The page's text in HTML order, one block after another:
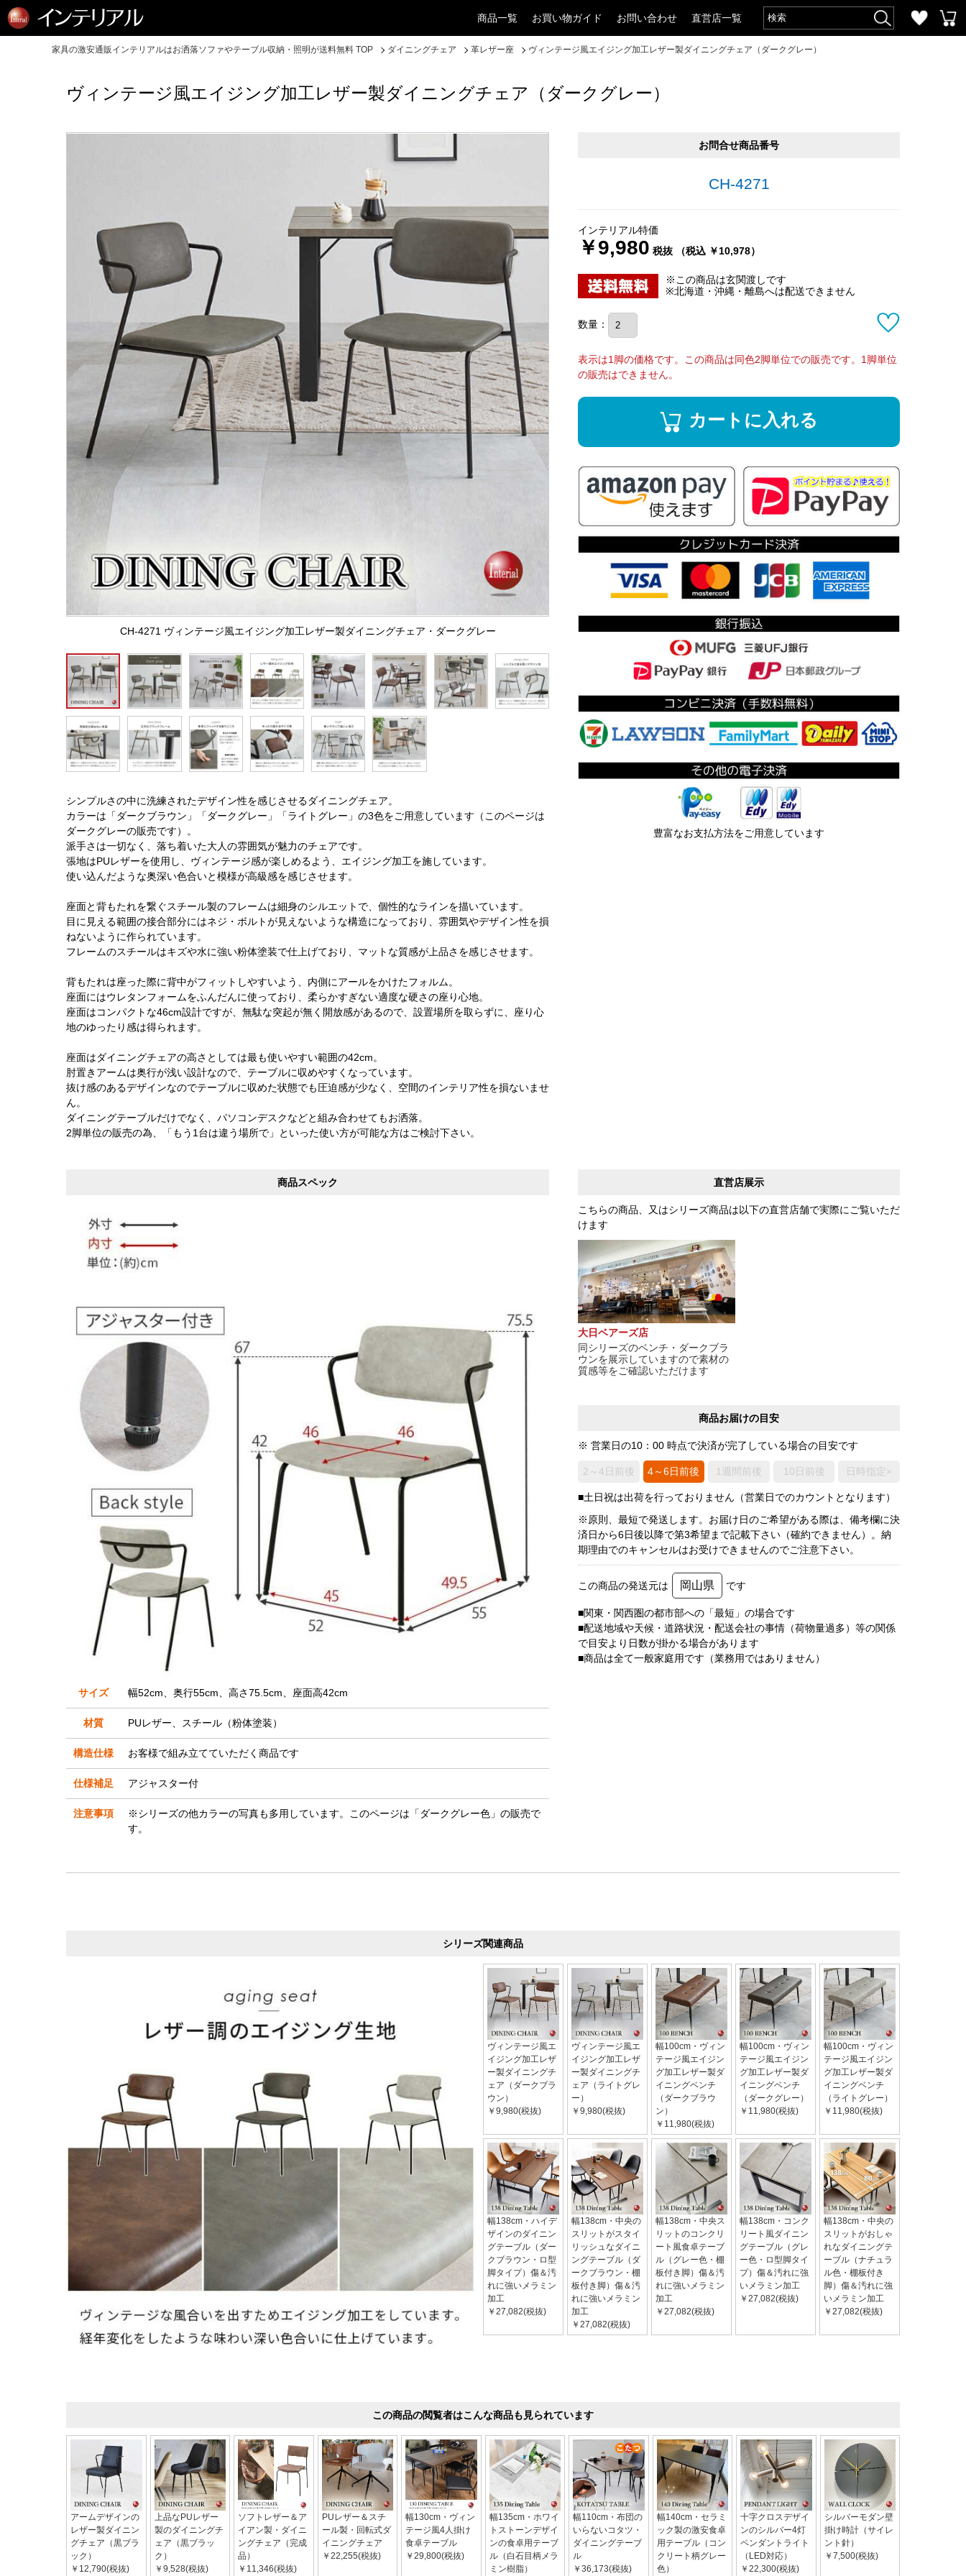
商品一覧 お買い物ガイド お問い合わせ 直営店一覧
家具の激安通販インテリアルはお洒落ソファやテーブル収納・照明が送料無料 TOP ダイニングチェア 革レザー座 ヴィンテージ風エイジング加工レザー製ダイニングチェア（ダークグレー）
ヴィンテージ風エイジング加工レザー製ダイニングチェア（ダークグレー）
CH-4271 ヴィンテージ風エイジング加工レザー製ダイニングチェア・ダークグレー
シンプルさの中に洗練されたデザイン性を感じさせるダイニングチェア。
カラーは「ダークブラウン」「ダークグレー」「ライトグレー」の3色をご用意しています（このページは
ダークグレーの販売です）。
派手さは一切なく、落ち着いた大人の雰囲気が魅力のチェアです。
張地はPUレザーを使用し、ヴィンテージ感が楽しめるよう、エイジング加工を施しています。
使い込んだような奥深い色合いと模様が高級感を感じさせます。
座面と背もたれを繋ぐスチール製のフレームは細身のシルエットで、個性的なラインを描いています。
目に見える範囲の接合部分にはネジ・ボルトが見えないような構造になっており、雰囲気やデザイン性を損
ねないように作られています。
フレームのスチールはキズや水に強い粉体塗装で仕上げており、マットな質感が上品さを感じさせます。
背もたれは座った際に背中がフィットしやすいよう、内側にアールをかけたフォルム。
座面にはウレタンフォームをふんだんに使っており、柔らかすぎない適度な硬さの座り心地。
座面はコンパクトな46cm設計ですが、無駄な突起が無く開放感があるので、設置場所を取らずに、座り心
地のゆったり感は得られます。
座面はダイニングチェアの高さとしては最も使いやすい範囲の42cm。
肘置きアームは奥行が浅い設計なので、テーブルに収めやすくなっています。
抜け感のあるデザインなのでテーブルに収めた状態でも圧迫感が少なく、空間のインテリア性を損ないませ
ん。
ダイニングテーブルだけでなく、パソコンデスクなどと組み合わせてもお洒落。
2脚単位の販売の為、「もう1台は違う場所で」といった使い方が可能な方はご検討下さい。
お問合せ商品番号
CH-4271
インテリアル特価
￥9,980 税抜 （税込 ￥10,978）
※この商品は玄関渡しです
※北海道・沖縄・離島へは配送できません
数量：
表示は1脚の価格です。この商品は同色2脚単位での販売です。1脚単位
の販売はできません。
カートに入れる
豊富なお支払方法をご用意しています
直営店展示
こちらの商品、又はシリーズ商品は以下の直営店舗で実際にご覧いただ
けます
大日ベアーズ店
同シリーズのベンチ・ダークブラ
ウンを展示していますので素材の
質感等をご確認いただけます
商品お届けの目安
※ 営業日の10：00 時点で決済が完了している場合の目安です
2～4日前後 4～6日前後 1週間前後 10日前後 日時指定×
■土日祝は出荷を行っておりません（営業日でのカウントとなります）
※原則、最短で発送します。お届け日のご希望がある際は、備考欄に決
済日から6日後以降で第3希望まで記載下さい（確約できません）。納
期理由でのキャンセルはお受けできませんのでご注意下さい。
この商品の発送元は 岡山県 です
■関東・関西圏の都市部への「最短」の場合です
■配送地域や天候・道路状況・配送会社の事情（荷物量過多）等の関係
で目安より日数が掛かる場合があります
■商品は全て一般家庭用です（業務用ではありません）
商品スペック
サイズ 幅52cm、奥行55cm、高さ75.5cm、座面高42cm
材質 PUレザー、スチール（粉体塗装）
構造仕様 お客様で組み立てていただく商品です
仕様補足 アジャスター付
注意事項
※シリーズの他カラーの写真も多用しています。このページは「ダークグレー色」の販売で
す。
シリーズ関連商品
ヴィンテージ風エ
イジング加工レザ
ー製ダイニングチ
ェア（ダークブラ
ウン）
￥9,980(税抜)
ヴィンテージ風エ
イジング加工レザ
ー製ダイニングチ
ェア（ライトグレ
ー）
￥9,980(税抜)
幅100cm・ヴィン
テージ風エイジン
グ加工レザー製ダ
イニングベンチ
（ダークブラウ
ン）
￥11,980(税抜)
幅100cm・ヴィン
テージ風エイジン
グ加工レザー製ダ
イニングベンチ
（ダークグレー）
￥11,980(税抜)
幅100cm・ヴィン
テージ風エイジン
グ加工レザー製ダ
イニングベンチ
（ライトグレー）
￥11,980(税抜)
幅138cm・ハイデ
ザインのダイニン
グテーブル（ダー
クブラウン・ロ型
脚タイプ）傷＆汚
れに強いメラミン
加工
￥27,082(税抜)
幅138cm・中央の
スリットがスタイ
リッシュなダイニ
ングテーブル（ダ
ークブラウン・棚
板付き脚）傷＆汚
れに強いメラミン
加工
￥27,082(税抜)
幅138cm・中央ス
リットのコンクリ
ート風食卓テーブ
ル（グレー色・棚
板付き脚）傷＆汚
れに強いメラミン
加工
￥27,082(税抜)
幅138cm・コンク
リート風ダイニン
グテーブル（グレ
ー色・ロ型脚タイ
プ）傷＆汚れに強
いメラミン加工
￥27,082(税抜)
幅138cm・中央の
スリットがおしゃ
れなダイニングテ
ーブル（ナチュラ
ル色・棚板付き
脚）傷＆汚れに強
いメラミン加工
￥27,082(税抜)
この商品の閲覧者はこんな商品も見られています
アームデザインの
レザー製ダイニン
グチェア（黒ブラ
ック）
￥12,790(税抜)
上品なPUレザー
製のダイニングチ
ェア（黒ブラッ
ク）
￥9,528(税抜)
ソフトレザー＆ア
イアン製・ダイニ
ングチェア（完成
品）
￥11,346(税抜)
PUレザー＆スチ
ール製・回転式ダ
イニングチェア
￥22,255(税抜)
幅130cm・ヴィン
テージ風4人掛け
食卓テーブル
￥29,800(税抜)
幅135cm・ホワイ
トストーンデザイ
ンの食卓用テーブ
ル（白石目柄メラ
ミン樹脂）
幅110cm・布団の
いらないコタツ・
ダイニングテーブ
ル
￥36,173(税抜)
幅140cm・セラミ
ック製の激安食卓
用テーブル（コン
クリート柄グレー
色）
十字クロスデザイ
ンのシルバー4灯
ペンダントライト
（LED対応）
￥22,300(税抜)
シルバーモダン壁
掛け時計（サイレ
ント針）
￥7,500(税抜)